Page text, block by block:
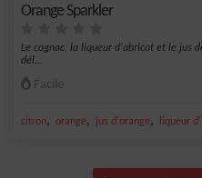
Orange Sparkler
Le cognac, la liqueur d'abricot et le jus
dél...
Facile
citron, orange, jus d'orange, liqueur